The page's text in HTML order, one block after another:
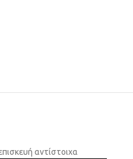
αντίστοιχα